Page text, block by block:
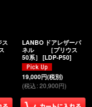
ス
LANBO ドアレザーパ
ネル ［プリウス
50系］ [LDP-P50]
19,000円(税別)
(税込:20,900円)